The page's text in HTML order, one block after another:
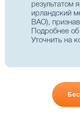
результатом
ирландский
BAO),
Подробнее
Уточнить на